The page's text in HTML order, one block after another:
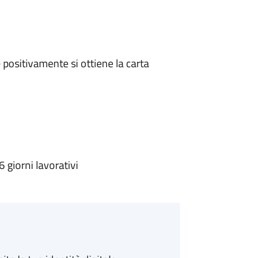
si ottiene la carta
giorni lavorativi